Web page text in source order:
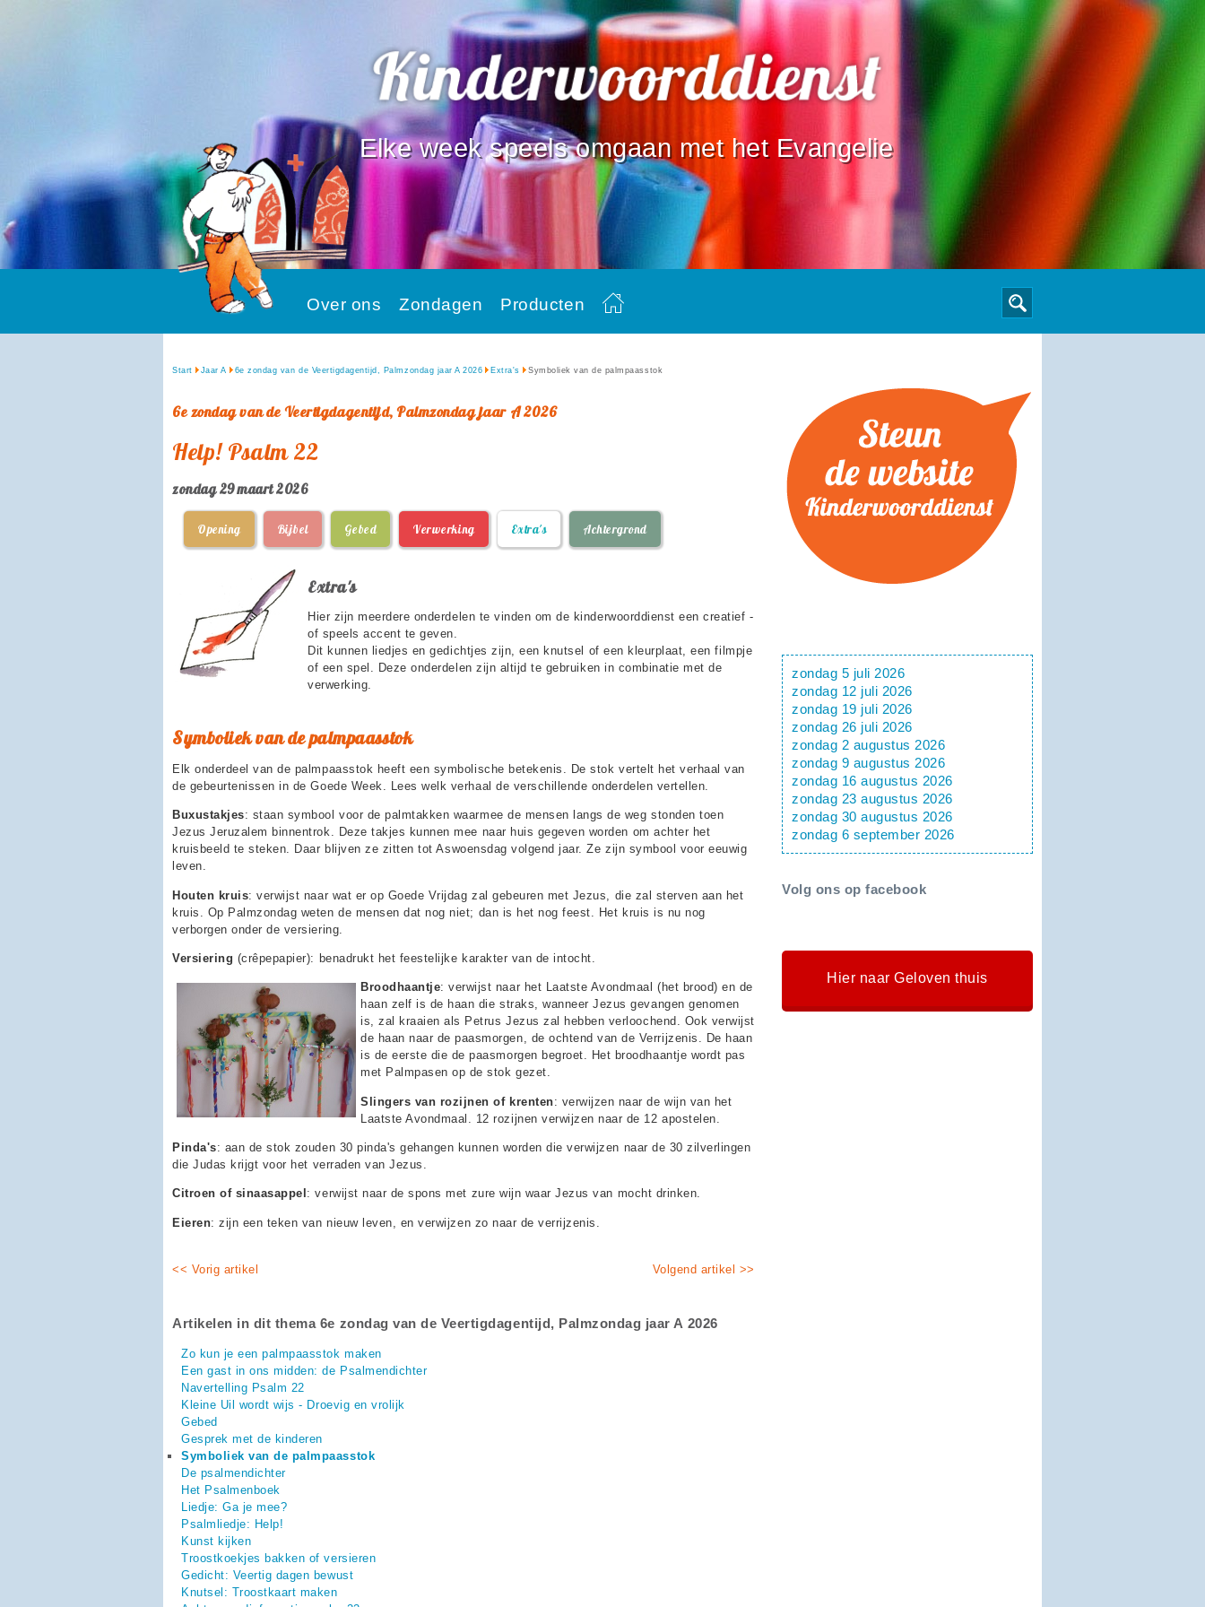
Elke week speels omgaan met het Evangelie
Over ons Zondagen Producten
zondag 5 juli 2026
zondag 12 juli 2026
zondag 19 juli 2026
zondag 26 juli 2026
zondag 2 augustus 2026
zondag 9 augustus 2026
zondag 16 augustus 2026
zondag 23 augustus 2026
zondag 30 augustus 2026
zondag 6 september 2026
Volg ons op facebook
Hier naar Geloven thuis
Start Jaar A 6e zondag van de Veertigdagentijd, Palmzondag jaar A 2026 Extra's Symboliek van de palmpaasstok
6e zondag van de Veertigdagentijd, Palmzondag jaar A 2026
Help! Psalm 22
zondag 29 maart 2026
Opening Bijbel Gebed Verwerking Extra's Achtergrond
Extra's
Hier zijn meerdere onderdelen te vinden om de kinderwoorddienst een creatief -
of speels accent te geven.
Dit kunnen liedjes en gedichtjes zijn, een knutsel of een kleurplaat, een filmpje
of een spel. Deze onderdelen zijn altijd te gebruiken in combinatie met de
verwerking.
Symboliek van de palmpaasstok
Elk onderdeel van de palmpaasstok heeft een symbolische betekenis. De stok vertelt het verhaal van
de gebeurtenissen in de Goede Week. Lees welk verhaal de verschillende onderdelen vertellen.
Buxustakjes: staan symbool voor de palmtakken waarmee de mensen langs de weg stonden toen
Jezus Jeruzalem binnentrok. Deze takjes kunnen mee naar huis gegeven worden om achter het
kruisbeeld te steken. Daar blijven ze zitten tot Aswoensdag volgend jaar. Ze zijn symbool voor eeuwig
leven.
Houten kruis: verwijst naar wat er op Goede Vrijdag zal gebeuren met Jezus, die zal sterven aan het
kruis. Op Palmzondag weten de mensen dat nog niet; dan is het nog feest. Het kruis is nu nog
verborgen onder de versiering.
Versiering (crêpepapier): benadrukt het feestelijke karakter van de intocht.
Broodhaantje: verwijst naar het Laatste Avondmaal (het brood) en de
haan zelf is de haan die straks, wanneer Jezus gevangen genomen
is, zal kraaien als Petrus Jezus zal hebben verloochend. Ook verwijst
de haan naar de paasmorgen, de ochtend van de Verrijzenis. De haan
is de eerste die de paasmorgen begroet. Het broodhaantje wordt pas
met Palmpasen op de stok gezet.
Slingers van rozijnen of krenten: verwijzen naar de wijn van het
Laatste Avondmaal. 12 rozijnen verwijzen naar de 12 apostelen.
Pinda's: aan de stok zouden 30 pinda's gehangen kunnen worden die verwijzen naar de 30 zilverlingen
die Judas krijgt voor het verraden van Jezus.
Citroen of sinaasappel : verwijst naar de spons met zure wijn waar Jezus van mocht drinken.
Eieren: zijn een teken van nieuw leven, en verwijzen zo naar de verrijzenis.
<< Vorig artikel Volgend artikel >>
Artikelen in dit thema 6e zondag van de Veertigdagentijd, Palmzondag jaar A 2026
Zo kun je een palmpaasstok maken
Een gast in ons midden: de Psalmendichter
Navertelling Psalm 22
Kleine Uil wordt wijs - Droevig en vrolijk
Gebed
Gesprek met de kinderen
Symboliek van de palmpaasstok
De psalmendichter
Het Psalmenboek
Liedje: Ga je mee?
Psalmliedje: Help!
Kunst kijken
Troostkoekjes bakken of versieren
Gedicht: Veertig dagen bewust
Knutsel: Troostkaart maken